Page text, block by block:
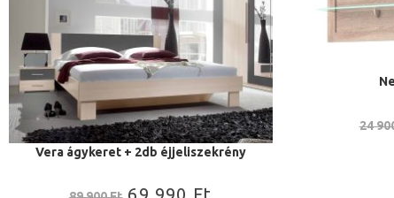
Vera ágykeret + 2db éjjeliszekrény
69 990 Ft
24